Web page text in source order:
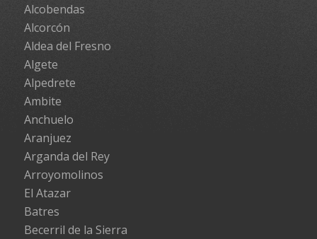
Alcobendas
Alcorcón
Aldea del Fresno
Algete
Alpedrete
Ambite
Anchuelo
Aranjuez
Arganda del Rey
Arroyomolinos
El Atazar
Batres
Becerril de la Sierra